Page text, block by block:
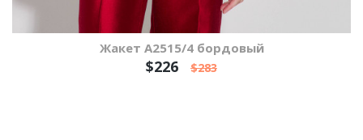
Жакет А2515/4 бордовый
$226 $283